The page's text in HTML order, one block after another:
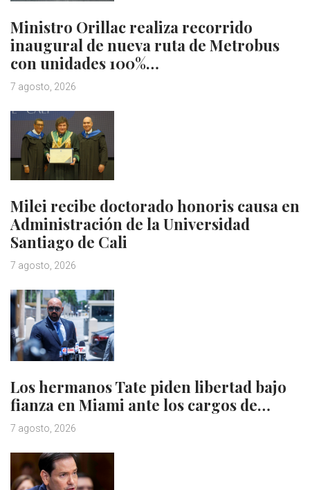
Ministro Orillac realiza recorrido
inaugural de nueva ruta de Metrobus
con unidades 100%…
7 agosto, 2026
Milei recibe doctorado honoris causa en
Administración de la Universidad
Santiago de Cali
7 agosto, 2026
Los hermanos Tate piden libertad bajo
fianza en Miami ante los cargos de…
7 agosto, 2026